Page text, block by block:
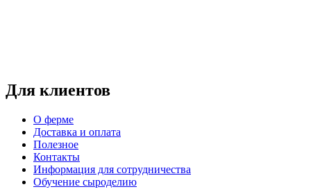
Для клиентов
О ферме
Доставка и оплата
Полезное
Контакты
Информация для сотрудничества
Обучение сыроделию